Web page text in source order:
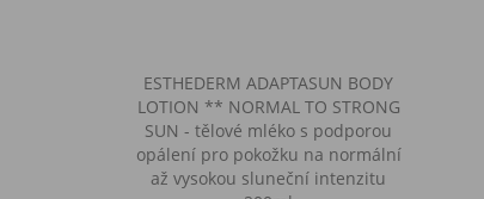
ESTHEDERM ​ADAPTASUN BODY
LOTION ** NORMAL TO STRONG
SUN - tělové mléko s podporou
opálení pro pokožku na normální
až vysokou sluneční intenzitu